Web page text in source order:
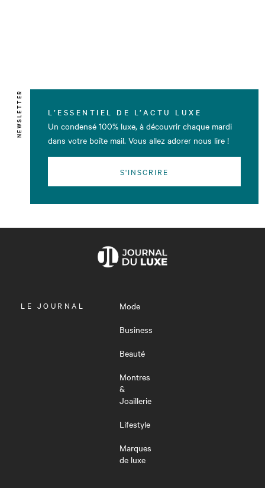
NEWSLETTER L’ESSENTIEL DE L’ACTU LUXE
Un condensé 100% luxe, à découvrir chaque mardi
dans votre boîte mail. Vous allez adorer nous lire !
S'INSCRIRE
OUVRIR
LE JOURNAL
Mode
Business
Beauté
Montres
&
Joaillerie
Lifestyle
Marques
de luxe